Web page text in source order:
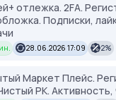
отлежка. 2FA.
Подписки,
28.06.2026 17:09 2%
Маркет Плейс.
РК.